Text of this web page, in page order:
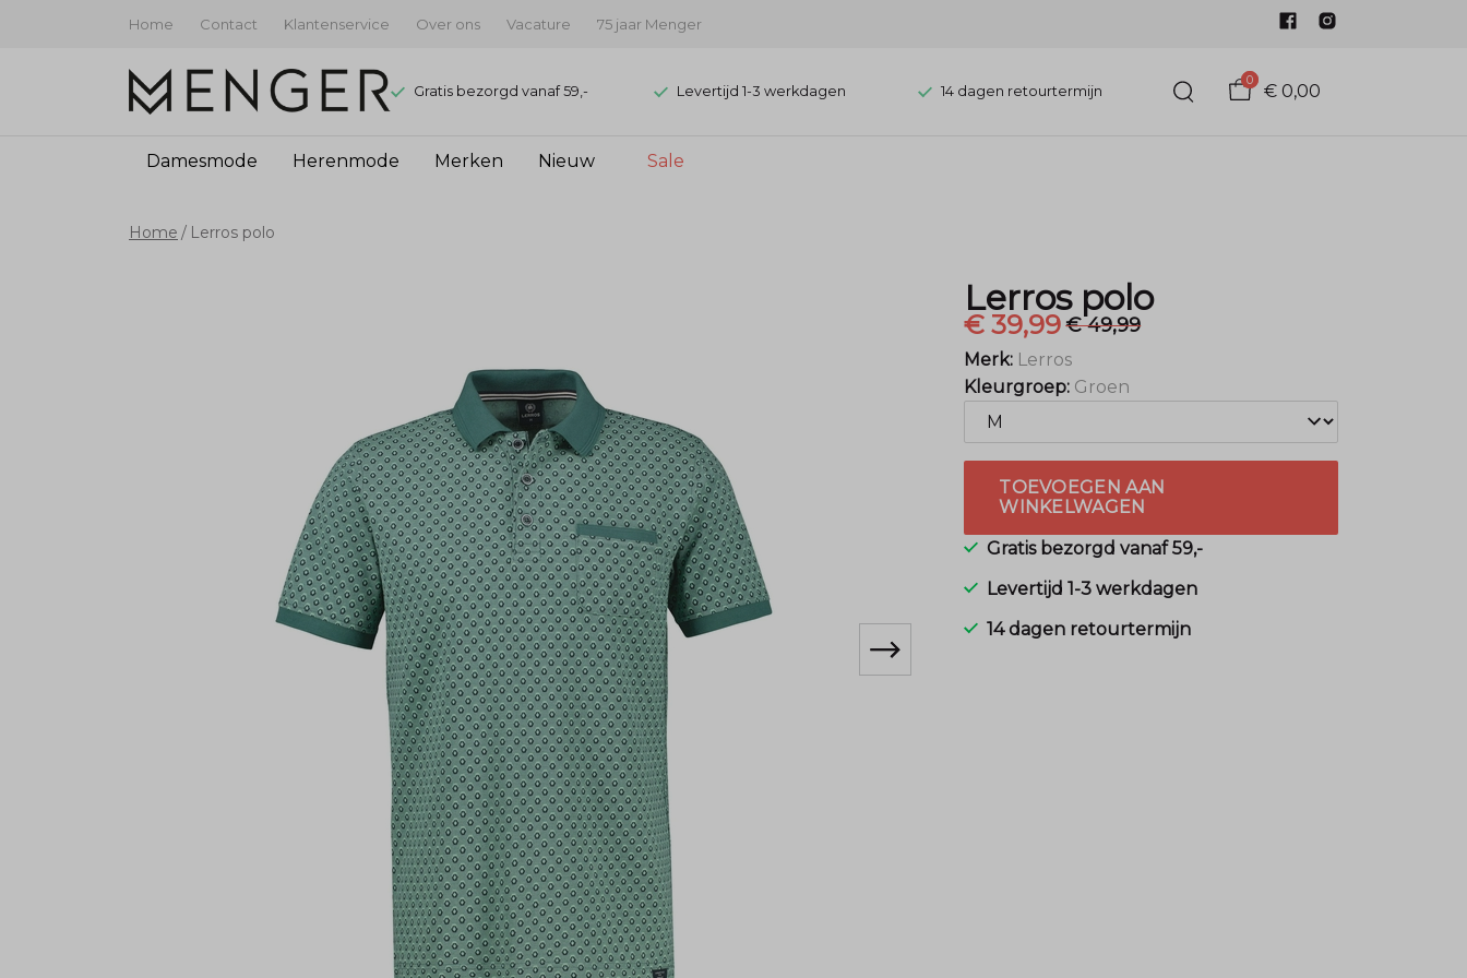
Home Contact Klantenservice Over ons Vacature 75 jaar Menger
Gratis bezorgd vanaf 59,- Levertijd 1-3 werkdagen 14 dagen retourtermijn
0
€ 0,00
Damesmode Herenmode Merken Nieuw Sale
LerrosHome Lerros polo
Lerros polo
€ 39,99€ 49,99
Merk: Lerros
Kleurgroep: Groen
TOEVOEGEN AAN
WINKELWAGEN
Gratis bezorgd vanaf 59,-
Levertijd 1-3 werkdagen
14 dagen retourtermijn